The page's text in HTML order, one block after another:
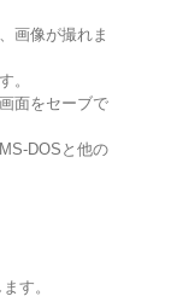
画像が撮れま
。
面をセーブで
DOSと他の
す。